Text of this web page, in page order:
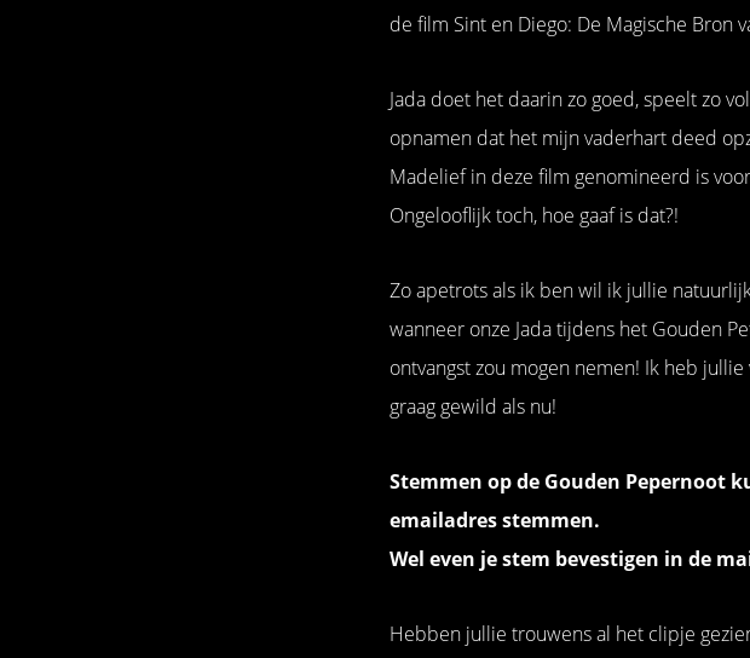
de film Sint en Diego: De Magische Bron
Jada doet het daarin zo goed, speelt zo
opnamen dat het mijn vaderhart deed
Madelief in deze film genomineerd is
Ongelooflijk toch, hoe gaaf is dat?!
Zo apetrots als ik ben wil ik jullie
wanneer onze Jada tijdens het Gouden
ontvangst zou mogen nemen! Ik heb
graag gewild als nu!
Stemmen op de Gouden Pepernoot
emailadres stemmen.
Wel even je stem bevestigen in de
Hebben jullie trouwens al het clipje